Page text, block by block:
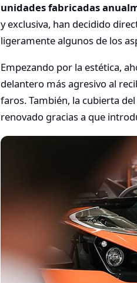
unidades fabricadas
y exclusiva, han decidido
ligeramente algunos de los
Empezando por la estética,
delantero más agresivo al
faros. También, la cubierta
renovado gracias a que